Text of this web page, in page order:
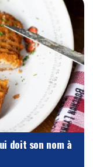
doit son nom à